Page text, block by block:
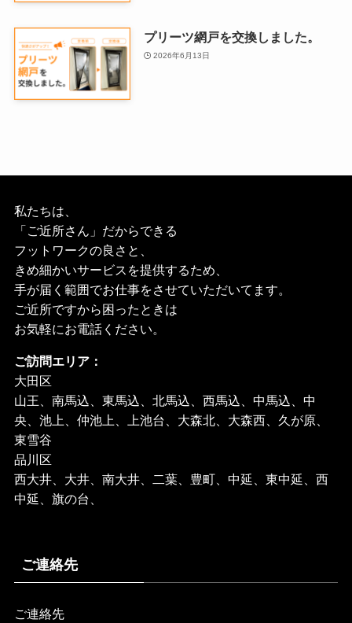
プリーツ網戸を交換しました。
2026年6月13日
私たちは、
「ご近所さん」だからできる
フットワークの良さと、
きめ細かいサービスを提供するため、
手が届く範囲でお仕事をさせていただいてます。
ご近所ですから困ったときは
お気軽にお電話ください。
ご訪問エリア：
大田区
山王、南馬込、東馬込、北馬込、西馬込、中馬込、中
央、池上、仲池上、上池台、大森北、大森西、久が原、
東雪谷
品川区
西大井、大井、南大井、二葉、豊町、中延、東中延、西
中延、旗の台、
ご連絡先
ご連絡先